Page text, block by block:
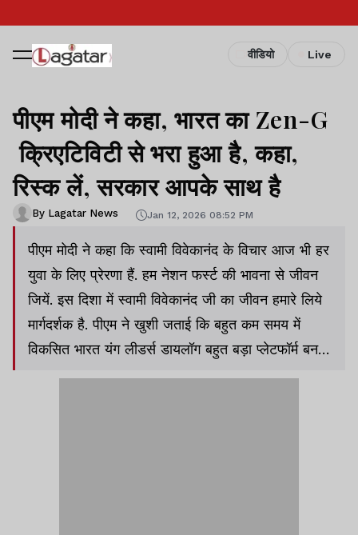
वीडियो Live
पीएम मोदी ने कहा, भारत का Zen-G
क्रिएटिविटी से भरा हुआ है, कहा,
रिस्क लें, सरकार आपके साथ है
By Lagatar News Jan 12, 2026 08:52 PM
पीएम मोदी ने कहा कि स्वामी विवेकानंद के विचार आज भी हर
युवा के लिए प्रेरणा हैं. हम नेशन फर्स्ट की भावना से जीवन
जियें. इस दिशा में स्वामी विवेकानंद जी का जीवन हमारे लिये
मार्गदर्शक है. पीएम ने खुशी जताई कि बहुत कम समय में
विकसित भारत यंग लीडर्स डायलॉग बहुत बड़ा प्लेटफॉर्म बन